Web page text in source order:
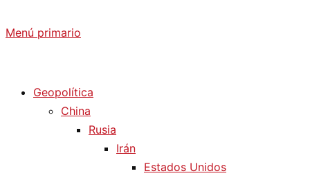
Menú primario
Geopolítica
China
Rusia
Irán
Estados Unidos